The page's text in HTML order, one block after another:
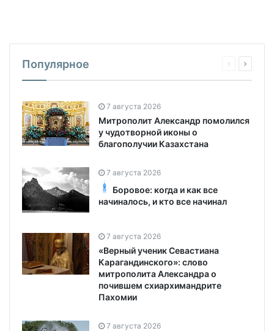
Популярное
7 августа 2026
Митрополит Александр помолился
у чудотворной иконы о
благополучии Казахстана
7 августа 2026
Боровое: когда и как все
начиналось, и кто все начинал
7 августа 2026
«Верный ученик Севастиана
Карагандинского»: слово
митрополита Александра о
почившем схиархимандрите
Пахомии
7 августа 2026